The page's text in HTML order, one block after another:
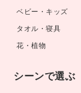
ベビー・キッズ
タオル・寝具
花・植物
シーンで選ぶ